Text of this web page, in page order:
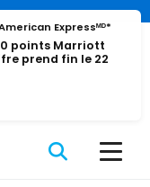
Expressᴹᴰ*
points Marriott
prend fin le 22